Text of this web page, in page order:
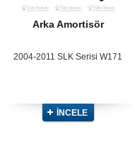
Arka Amortisör
2004-2011 SLK Serisi W171
İNCELE